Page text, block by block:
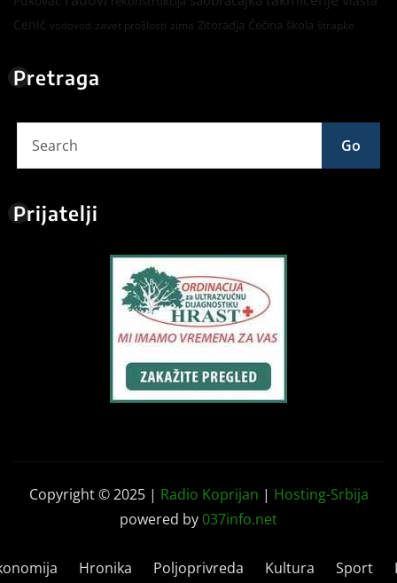
Cenić vodovod zavet prošlosti zima Zitoradja Čečina škola štrapke
Pretraga
Go
Prijatelji
Copyright © 2025 | Radio Koprijan | Hosting-Srbija
powered by 037info.net
Hronika Poljoprivreda Kultura Sport